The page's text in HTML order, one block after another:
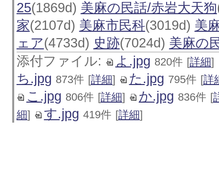
25(1869d) 美麻の民話/赤岩大天狗
家(2107d) 美麻市民科(3019d) 美
ェア(4733d) 史跡(7024d) 美麻の
添付ファイル:
よ.jpg 820件 [詳細]
ち.jpg 873件 [詳細] た.jpg 795件 [詳
こ.jpg 806件 [詳細] か.jpg 836件 [
細] す.jpg 419件 [詳細]